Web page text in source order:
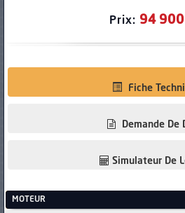
Prix: 94 900
Fiche
Demande De
Simulateur De
MOTEUR